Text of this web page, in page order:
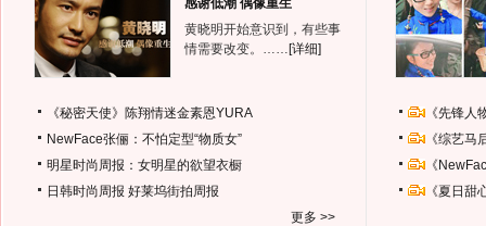
感谢低潮 偶像重生
黄晓明开始意识到，有些事
情需要改变。…… [详细]
《秘密天使》陈翔情迷金素恩YURA
NewFace张俪：不怕定型“物质女”
明星时尚周报：女明星的欲望衣橱
日韩时尚周报 好莱坞街拍周报
更多 >>
《先锋
《综艺
《
《夏日